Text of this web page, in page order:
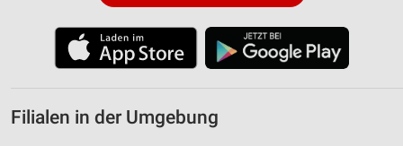
Filialen in der Umgebung